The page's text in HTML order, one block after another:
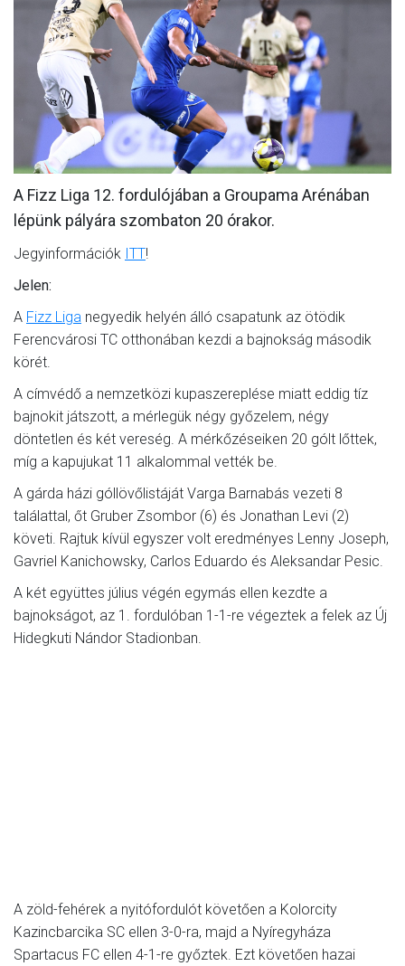
MÉRKŐZÉSEK
KLUB
GALÉRIA
SZURKOLÓI ÉLMÉNYEK
AKKREDITÁCIÓ
A Fizz Liga 12. fordulójában a Groupama Arénában
lépünk pályára szombaton 20 órakor.
Jegyinformációk ITT!
Jelen:
A Fizz Liga negyedik helyén álló csapatunk az ötödik
Ferencvárosi TC otthonában kezdi a bajnokság második
körét.
A címvédő a nemzetközi kupaszereplése miatt eddig tíz
bajnokit játszott, a mérlegük négy győzelem, négy
döntetlen és két vereség. A mérkőzéseiken 20 gólt lőttek,
míg a kapujukat 11 alkalommal vették be.
A gárda házi góllövőlistáját Varga Barnabás vezeti 8
találattal, őt Gruber Zsombor (6) és Jonathan Levi (2)
követi. Rajtuk kívül egyszer volt eredményes Lenny Joseph,
Gavriel Kanichowsky, Carlos Eduardo és Aleksandar Pesic.
A két együttes július végén egymás ellen kezdte a
bajnokságot, az 1. fordulóban 1-1-re végeztek a felek az Új
Hidegkuti Nándor Stadionban.
A zöld-fehérek a nyitófordulót követően a Kolorcity
Kazincbarcika SC ellen 3-0-ra, majd a Nyíregyháza
Spartacus FC ellen 4-1-re győztek. Ezt követően hazai